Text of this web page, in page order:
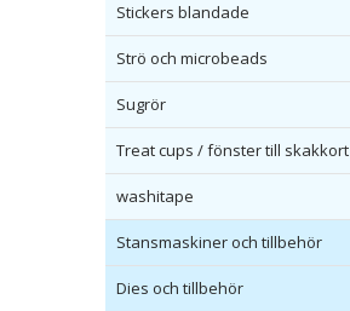
Stickers blandade
Strö och microbeads
Sugrör
Treat cups / fönster till skakkort
washitape
Stansmaskiner och tillbehör
Dies och tillbehör